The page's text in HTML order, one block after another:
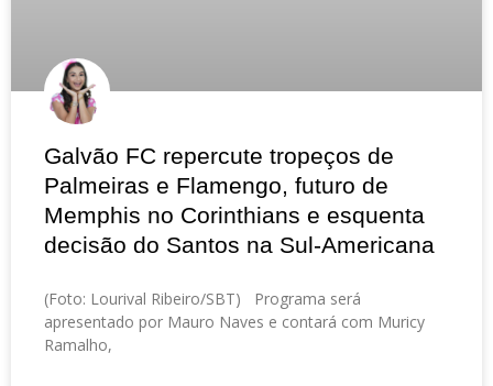
Galvão FC repercute tropeços de
Palmeiras e Flamengo, futuro de
Memphis no Corinthians e esquenta
decisão do Santos na Sul-Americana
(Foto: Lourival Ribeiro/SBT) Programa será
apresentado por Mauro Naves e contará com Muricy
Ramalho,